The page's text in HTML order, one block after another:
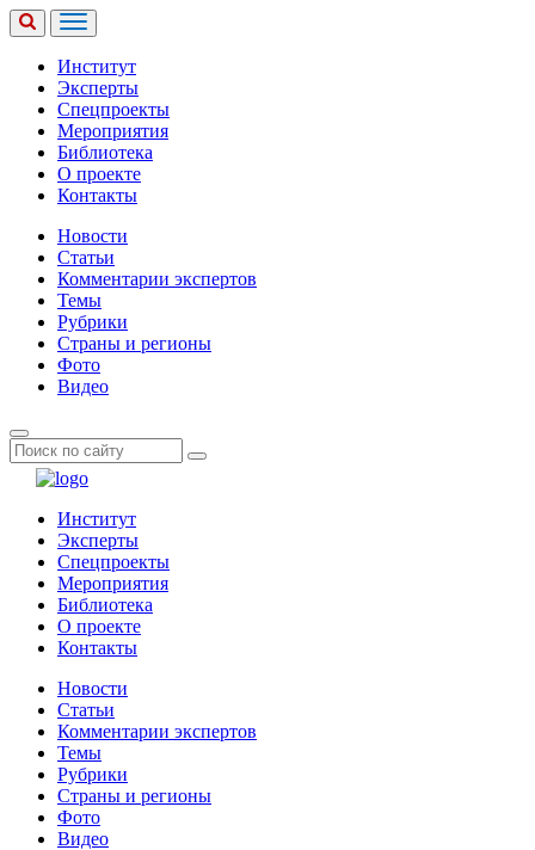
Институт
Эксперты
Спецпроекты
Мероприятия
Библиотека
О проекте
Контакты
Новости
Статьи
Комментарии экспертов
Темы
Рубрики
Страны и регионы
Фото
Видео
Институт
Эксперты
Спецпроекты
Мероприятия
Библиотека
О проекте
Контакты
Новости
Статьи
Комментарии экспертов
Темы
Рубрики
Страны и регионы
Фото
Видео